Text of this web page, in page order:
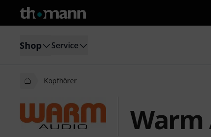
Shop Service
Kopfhörer
Warm